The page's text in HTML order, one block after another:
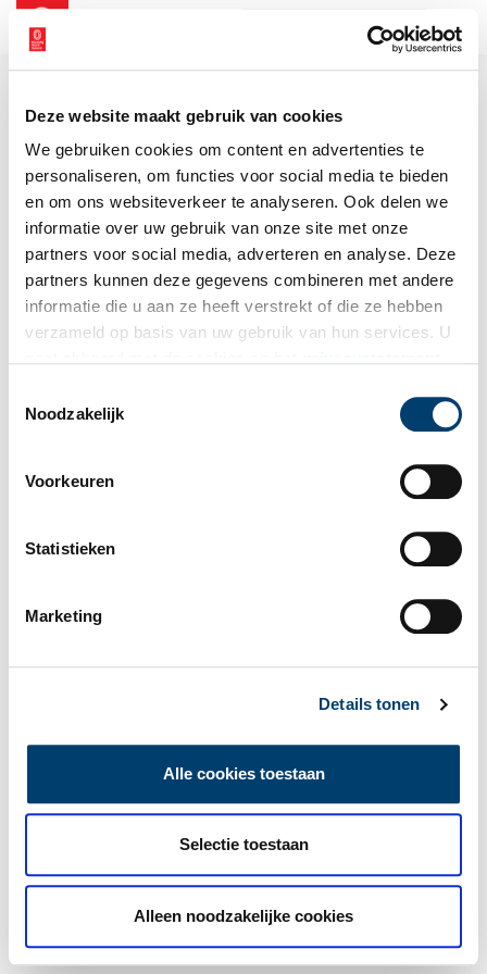
Deze website maakt gebruik van cookies
We gebruiken cookies om content en advertenties te
personaliseren, om functies voor social media te bieden
en om ons websiteverkeer te analyseren. Ook delen we
informatie over uw gebruik van onze site met onze
partners voor social media, adverteren en analyse. Deze
partners kunnen deze gegevens combineren met andere
informatie die u aan ze heeft verstrekt of die ze hebben
verzameld op basis van uw gebruik van hun services. U
Noodzakelijk
Voorkeuren
Statistieken
Marketing
Details tonen
Alle cookies toestaan
Selectie toestaan
Alleen noodzakelijke cookies